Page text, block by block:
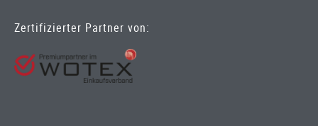
Zertifizierter Partner von: